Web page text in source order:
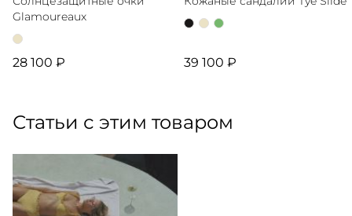
Glamoureaux
28 100 ₽ 39 100 ₽
Статьи с этим товаром